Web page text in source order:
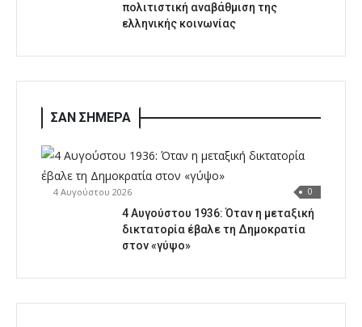
πολιτιστική αναβάθμιση της
ελληνικής κοινωνίας
ΣΑΝ ΣΗΜΕΡΑ
4 Αυγούστου 2026 0
4 Αυγούστου 1936: Όταν η μεταξική
δικτατορία έβαλε τη Δημοκρατία
στον «γύψο»